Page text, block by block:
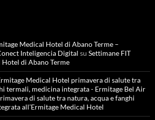
Medical Hotel di Abano Terme –
Inteligencia Digital su Settimane FIT
Hotel di Abano Terme
Medical Hotel primavera di salute tra
termali, medicina integrata - Ermitage Bel Air
di salute tra natura, acqua e fanghi
all’Ermitage Medical Hotel